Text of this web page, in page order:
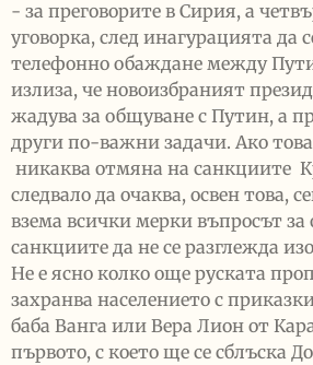
- за преговорите в Сирия, а
уговорка, след инагурацията да
телефонно обаждане между
излиза, че новоизбраният
жадува за общуване с Путин, а
други по-важни задачи. Ако това
никаква отмяна на санкциите
следвало да очаква, освен това,
взема всички мерки въпросът
санкциите да не се разглежда
Не е ясно колко още руската
захранва населението с
баба Ванга или Вера Лион от
първото, с което ще се сблъска